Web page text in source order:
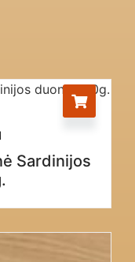
Sardinijos